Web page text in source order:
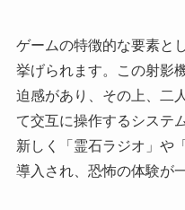
ゲームの特徴的な要素と
挙げられます。この射影
迫感があり、その上、二
て交互に操作するシステ
新しく「霊石ラジオ」や
導入され、恐怖の体験が